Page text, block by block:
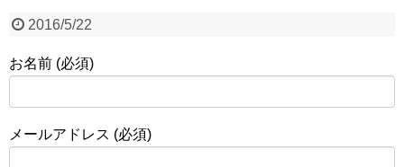
2016/5/22
お名前 (必須)
メールアドレス (必須)